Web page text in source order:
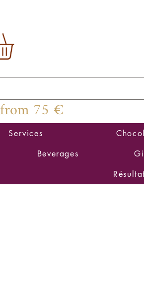
75 €
Services
Beverages